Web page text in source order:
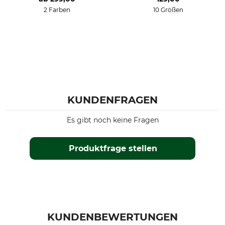
Perchlorethylen, normaler
Konfektionsgröße
2 Farben 10 Größen
KUNDENFRAGEN
Produktfrage stellen
Es gibt noch keine Fragen
KUNDENBEWERTUNGEN